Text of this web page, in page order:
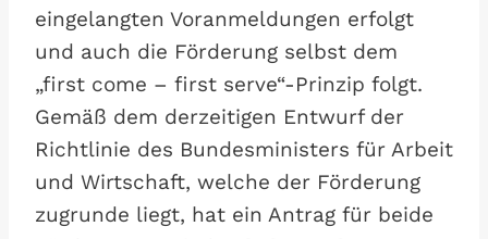
eingelangten Voranmeldungen erfolgt
und auch die Förderung selbst dem
„first come – first serve“-Prinzip folgt.
Gemäß dem derzeitigen Entwurf der
Richtlinie des Bundesministers für Arbeit
und Wirtschaft, welche der Förderung
zugrunde liegt, hat ein Antrag für beide